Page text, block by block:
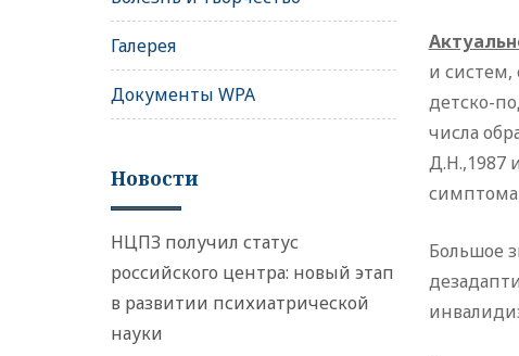
и
детско-
числа
Д.Н.,1987
Большое
Галерея
Документы WPA
Новости
НЦПЗ получил статус
российского центра: новый этап
в развитии психиатрической
науки